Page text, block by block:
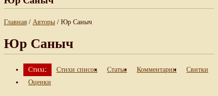
Главная / Авторы / Юр Саныч
Юр Саныч
Стихи Стихи список Статьи Комментарии
Свитки
Оценки